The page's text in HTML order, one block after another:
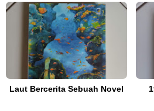
Laut Bercerita Sebuah Novel